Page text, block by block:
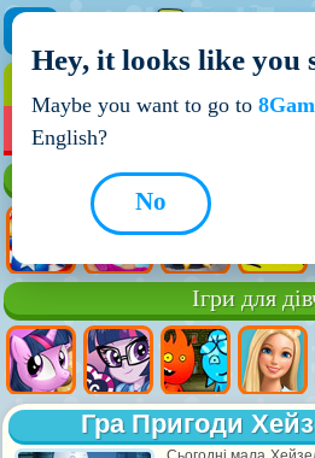
НОВІ ІГРИ
Ігри для
Гра Пригоди
Hey, it looks like you
Maybe you want to go to
English?
No